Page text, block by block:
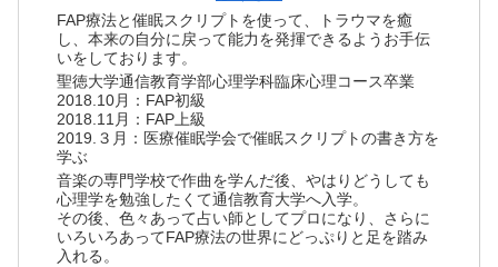
FAP療法と催眠スクリプトを使って、トラウマを癒
し、本来の自分に戻って能力を発揮できるようお手伝
いをしております。
聖徳大学通信教育学部心理学科臨床心理コース卒業
2018.10月：FAP初級
2018.11月：FAP上級
2019.３月：医療催眠学会で催眠スクリプトの書き方を
学ぶ
音楽の専門学校で作曲を学んだ後、やはりどうしても
心理学を勉強したくて通信教育大学へ入学。
その後、色々あって占い師としてプロになり、さらに
いろいろあってFAP療法の世界にどっぷりと足を踏み
入れる。